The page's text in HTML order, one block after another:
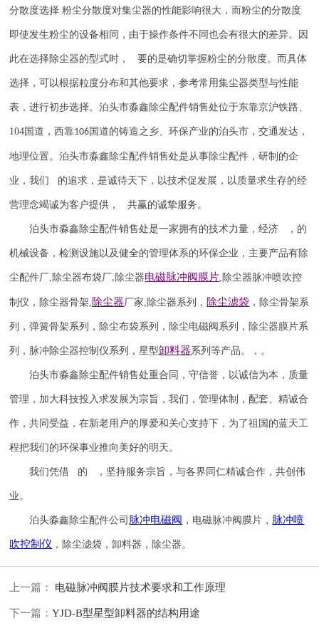
分散度选择 粉尘分散度对集尘器的性能影响很大，而粉尘的分散度
即使发生粉尘的设备相同，由于操作条件不同也会有很大的差异。因
此在选择除尘器的型式时， 要的是确切掌握粉尘的分散度。而具体
选择，可以根据粒度分布和其他要求，参考常用集尘器类型与性能
表，进行初步选择。泊头市淼鑫除尘配件销售处位于东靠京沪铁路、
104 国道，西靠106 国道的铸造之乡、环保产业的泊头市，交通发达，
地理位置。泊头市淼鑫除尘配件销售处是从事除尘配件，研制的企
业，我们 的追求，是诚待天下，以技术促发展，以质量求生存的经
营理念竭诚为客户提供， 共赢的诚挚服务。
泊头市淼鑫除尘配件销售处是一家拥有的技术力量，经济 ，的
机械设备，检测设施以及健全的管理体系的环保企业，主要产品有除
尘配件厂, 除尘器布袋厂, 除尘器电磁脉冲阀膜片, 除尘器脉冲喷吹控
制仪 ， 除尘器骨架,除尘器厂家, 除尘器系列， 除尘滤袋 ，除尘骨架系
列，弹簧骨架系列，除尘布袋系列，除尘电磁阀系列，除尘器膜片系
列，脉冲除尘器控制仪系列，星型卸料器系列等产品。，。
泊头市淼鑫除尘配件销售处重合同，守信誉，以诚信为本，质量
管理，加大科技投入求发展为宗旨，我们，管理体制，配套、精诚合
作，共同受益，在新老用户的厚爱和关心支持下，为了祖国的蓝天工
程把我们的环保事业推向美好的明天。
我们凭借 的 ，坚持服务宗旨，与各界同仁精诚合作，共创伟
业。
泊头淼鑫除尘配件公司 脉冲电磁阀 ，电磁脉冲阀膜片， 脉冲喷
吹控制仪 ，除尘滤袋，卸料器，除尘器。
上一篇： 电磁脉冲阀膜片技术要求和工作原理
下一篇：YJD-B型星型卸料器的结构用途